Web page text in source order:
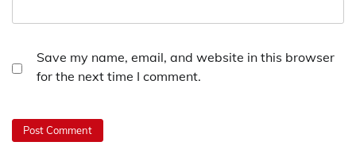
Save my name, email, and website in this browser
for the next time I comment.